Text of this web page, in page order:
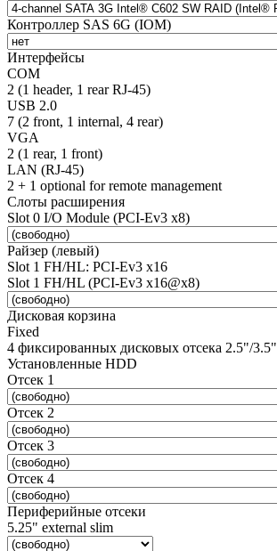
Контроллер SAS 6G (IOM)
Интерфейсы
COM
2 (1 header, 1 rear RJ-45)
USB 2.0
7 (2 front, 1 internal, 4 rear)
VGA
2 (1 rear, 1 front)
LAN (RJ-45)
2 + 1 optional for remote management
Слоты расширения
Slot 0 I/O Module (PCI-Ev3 x8)
Райзер (левый)
Slot 1 FH/HL: PCI-Ev3 x16
Slot 1 FH/HL (PCI-Ev3 x16@x8)
Дисковая корзина
Fixed
4 фиксированных дисковых отсека 2.5"/3.5"
Установленные HDD
Отсек 1
Отсек 2
Отсек 3
Отсек 4
Периферийные отсеки
5.25" external slim